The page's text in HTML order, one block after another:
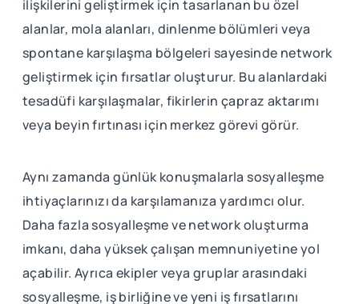
ilişkilerini geliştirmek için tasarlanan bu özel
alanlar, mola alanları, dinlenme bölümleri veya
spontane karşılaşma bölgeleri sayesinde network
geliştirmek için fırsatlar oluşturur. Bu alanlardaki
tesadüfi karşılaşmalar, fikirlerin çapraz aktarımı
veya beyin fırtınası için merkez görevi görür.
Aynı zamanda günlük konuşmalarla sosyalleşme
ihtiyaçlarınızı da karşılamanıza yardımcı olur.
Daha fazla sosyalleşme ve network oluşturma
imkanı, daha yüksek çalışan memnuniyetine yol
açabilir. Ayrıca ekipler veya gruplar arasındaki
sosyalleşme, iş birliğine ve yeni iş fırsatlarını